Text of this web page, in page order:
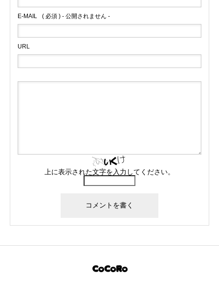
E-MAIL ( 必須 ) - 公開されません -
URL
上に表示された文字を入力してください。